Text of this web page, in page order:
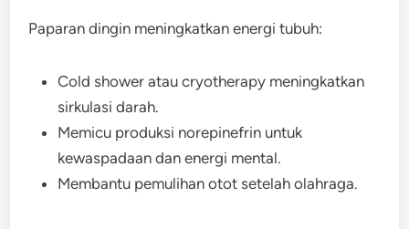
Paparan dingin meningkatkan energi tubuh:
Cold shower atau cryotherapy meningkatkan
sirkulasi darah.
Memicu produksi norepinefrin untuk
kewaspadaan dan energi mental.
Membantu pemulihan otot setelah olahraga.